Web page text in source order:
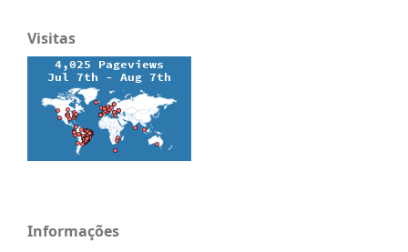
Visitas
Informações